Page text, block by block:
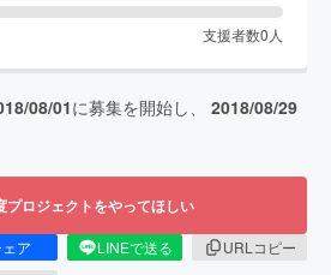
支援者数0 人
08/01に募集を開始し、 2018/08/29
プロジェクトをやってほしい
ア LINEで送る
URLコピー